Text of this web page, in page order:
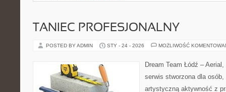
TANIEC PROFESJONALNY
POSTED BY ADMIN STY - 24 - 2026 MOŻLIWOŚĆ
Dream Team Łódź –
serwis stworzona dla
artystyczną aktywność z